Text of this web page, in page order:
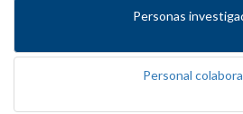
Personas
Personal